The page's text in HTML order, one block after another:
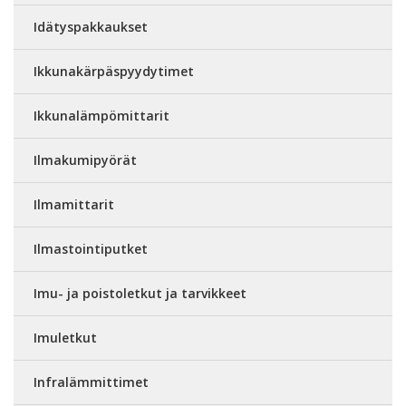
Idätyspakkaukset
Ikkunakärpäspyydytimet
Ikkunalämpömittarit
Ilmakumipyörät
Ilmamittarit
Ilmastointiputket
Imu- ja poistoletkut ja tarvikkeet
Imuletkut
Infralämmittimet